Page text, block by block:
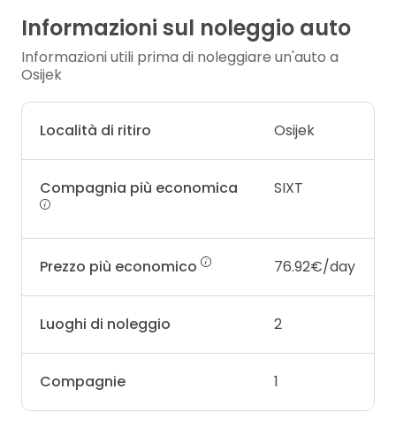
Informazioni sul noleggio auto
Informazioni utili prima di noleggiare un'auto a
Osijek
Località di ritiro Osijek
Compagnia più economica SIXT
Prezzo più economico 76.92€/day
Luoghi di noleggio 2
Compagnie 1